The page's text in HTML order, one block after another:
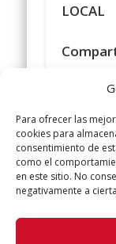
Para ofrecer las
cookies para
consentimiento de
como el
en este sitio. No
negativamente a
LOCAL
#
http://
Did you